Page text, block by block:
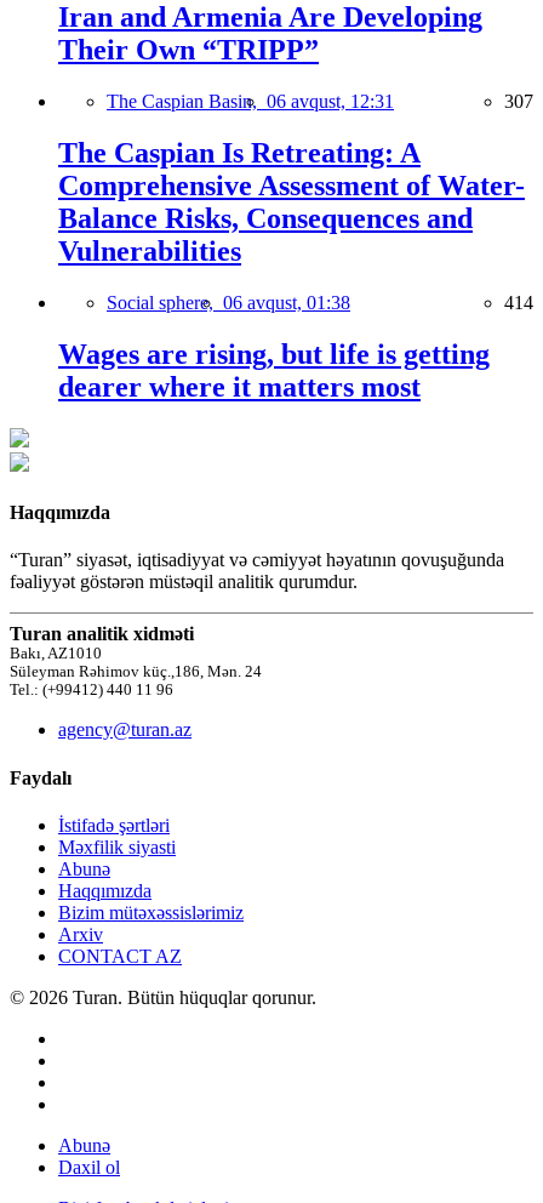
Iran and Armenia Are Developing
Their Own “TRIPP”
The Caspian Basin, 06 avqust, 12:31 307
The Caspian Is Retreating: A
Comprehensive Assessment of Water-
Balance Risks, Consequences and
Vulnerabilities
Social sphere, 06 avqust, 01:38 414
Wages are rising, but life is getting
dearer where it matters most
Haqqımızda
“Turan” siyasət, iqtisadiyyat və cəmiyyət həyatının qovuşuğunda
fəaliyyət göstərən müstəqil analitik qurumdur.
Turan analitik xidməti
Bakı, AZ1010
Süleyman Rəhimov küç.,186, Mən. 24
Tel.: (+99412) 440 11 96
agency@turan.az
Faydalı
İstifadə şərtləri
Məxfilik siyasti
Abunə
Haqqımızda
Bizim mütəxəssislərimiz
Arxiv
CONTACT AZ
© 2026 Turan. Bütün hüquqlar qorunur.
Abunə
Daxil ol